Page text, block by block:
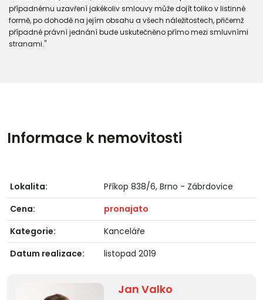
případnému uzavření jakékoliv smlouvy může dojít toliko v listinné
formě, po dohodě na jejím obsahu a všech náležitostech, přičemž
případné právní jednání bude uskutečněno přímo mezi smluvními
stranami."
Informace k nemovitosti
Lokalita:
Příkop 838/6, Brno - Zábrdovice
Cena:
pronajato
Kategorie:
Kanceláře
Datum realizace:
listopad 2019
Jan Valko